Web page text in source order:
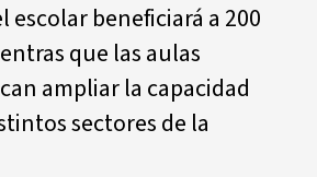
escolar beneficiará a 200
que las aulas
ampliar la capacidad
sectores de la